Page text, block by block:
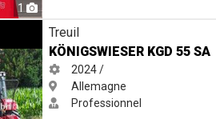
1
Treuil
KÖNIGSWIESER KGD 55 SA
2024 /
Allemagne
Professionnel